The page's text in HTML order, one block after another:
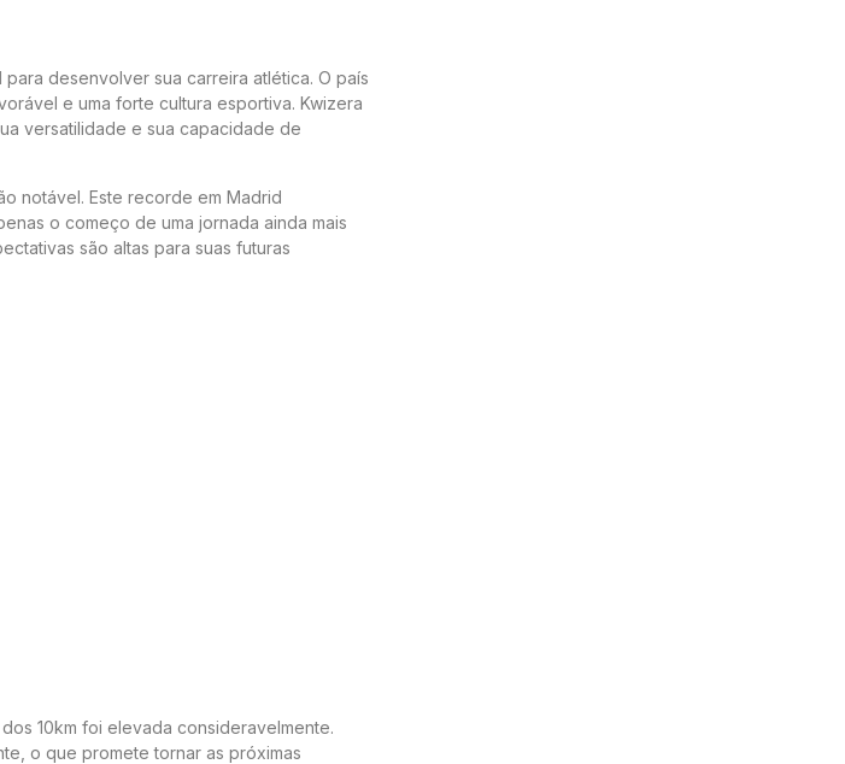
desenvolver sua carreira atlética. O país
e uma forte cultura esportiva. Kwizera
versatilidade e sua capacidade de
notável. Este recorde em Madrid
o começo de uma jornada ainda mais
são altas para suas futuras
10km foi elevada consideravelmente.
o que promete tornar as próximas